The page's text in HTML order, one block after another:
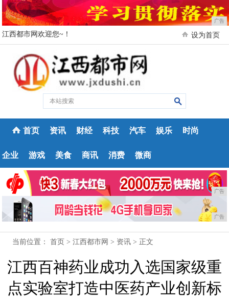
广告
江西都市网欢迎您~！ 设为首页
首页 资讯 财经 科技 汽车 娱乐 时尚
企业 游戏 美食 商讯 消费 微商
广告
广告
当前位置：首页 >江西都市网 > 资讯 > 正文
江西百神药业成功入选国家级重
点实验室打造中医药产业创新标